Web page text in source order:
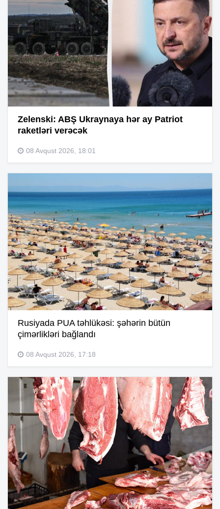
Zelenski: ABŞ Ukraynaya hər ay Patriot
raketləri verəcək
08 Avqust 2026, 18:01
Rusiyada PUA təhlükəsi: şəhərin bütün
çimərlikləri bağlandı
08 Avqust 2026, 17:18